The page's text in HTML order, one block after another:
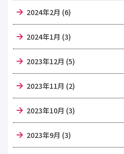
2024年2月 (6)
2024年1月 (3)
2023年12月 (5)
2023年11月 (2)
2023年10月 (3)
2023年9月 (3)